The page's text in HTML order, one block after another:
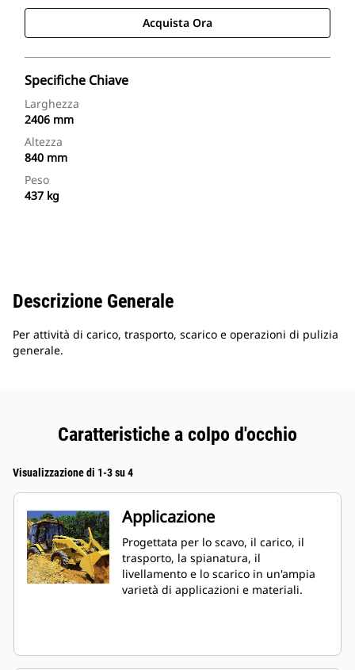
Acquista Ora
Specifiche Chiave
Larghezza
2406 mm
Altezza
840 mm
Peso
437 kg
Descrizione Generale
Per attività di carico, trasporto, scarico e operazioni di pulizia
generale.
Caratteristiche a colpo d'occhio
Visualizzazione di 1-3 su 4
Applicazione
Progettata per lo scavo, il carico, il
trasporto, la spianatura, il
livellamento e lo scarico in un'ampia
varietà di applicazioni e materiali.